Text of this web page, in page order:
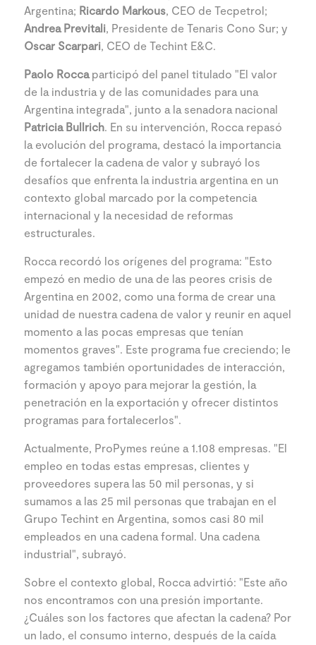
Argentina; Ricardo Markous, CEO de Tecpetrol;
Andrea Previtali, Presidente de Tenaris Cono Sur; y
Oscar Scarpari, CEO de Techint E&C.
Paolo Roccaparticipó del panel titulado "El valor
de la industria y de las comunidades para una
Argentina integrada", junto a la senadora nacional
Patricia Bullrich. En su intervención, Rocca repasó
la evolución del programa, destacó la importancia
de fortalecer la cadena de valor y subrayó los
desafíos que enfrenta la industria argentina en un
contexto global marcado por la competencia
internacional y la necesidad de reformas
estructurales.
Rocca recordó los orígenes del programa: "Esto
empezó en medio de una de las peores crisis de
Argentina en 2002, como una forma de crear una
unidad de nuestra cadena de valor y reunir en aquel
momento a las pocas empresas que tenían
momentos graves". Este programa fue creciendo; le
agregamos también oportunidades de interacción,
formación y apoyo para mejorar la gestión, la
penetración en la exportación y ofrecer distintos
programas para fortalecerlos".
Actualmente, ProPymes reúne a 1.108 empresas. "El
empleo en todas estas empresas, clientes y
proveedores supera las 50 mil personas, y si
sumamos a las 25 mil personas que trabajan en el
Grupo Techint en Argentina, somos casi 80 mil
empleados en una cadena formal. Una cadena
industrial", subrayó.
Sobre el contexto global, Rocca advirtió: "Este año
nos encontramos con una presión importante.
¿Cuáles son los factores que afectan la cadena? Por
un lado, el consumo interno, después de la caída